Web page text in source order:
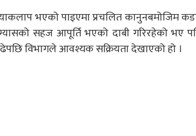
भएको पाइएमा प्रचलित कानुनबमोजिम
सहज आपूर्ति भएको दाबी गरिरहेको भए
विभागले आवश्यक सक्रियता देखाएको हो ।